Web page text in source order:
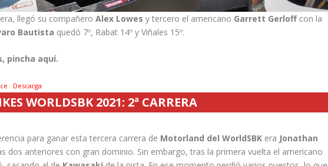
llegó su compañeroAlex Lowes y tercero el americano Garrett Gerloffcon la
Bautista quedó 7º, Rabat 14º y Viñales 15º.
pincha aquí.
Descarga
WORLDSBK 2021: 2ª CARRERA
para ganar esta tercera carrera de Motorland del WorldSBK era Jonathan
dos anteriores con gran dominio. Sin embargo, tras la primera vuelta el americano